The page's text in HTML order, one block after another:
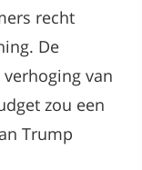
recht
De
van
zou een
Trump